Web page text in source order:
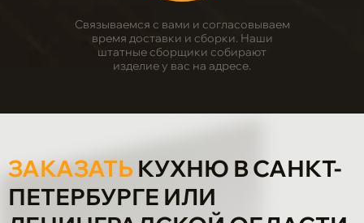
Связываемся с вами и согласовываем
время доставки и сборки. Наши
штатные сборщики собирают
изделие у вас на адресе.
ЗАКАЗАТЬ КУХНЮ В САНКТ-
ПЕТЕРБУРГЕ ИЛИ